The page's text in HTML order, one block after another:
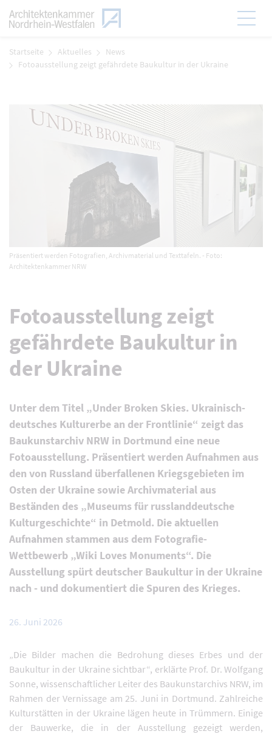
Zum Menü
Startseite Aktuelles
News
Fotoausstellung zeigt gefährdete Baukultur in der Ukraine
Präsentiert werden Fotografien, Archivmaterial und Texttafeln. - Foto:
Architektenkammer NRW
Fotoausstellung zeigt
gefährdete Baukultur in
der Ukraine
Unter dem Titel „Under Broken Skies. Ukrainisch-
deutsches Kulturerbe an der Frontlinie“ zeigt das
Baukunstarchiv NRW in Dortmund eine neue
Fotoausstellung. Präsentiert werden Aufnahmen aus
den von Russland überfallenen Kriegsgebieten im
Osten der Ukraine sowie Archivmaterial aus
Beständen des „Museums für russlanddeutsche
Kulturgeschichte“ in Detmold. Die aktuellen
Aufnahmen stammen aus dem Fotografie-
Wettbewerb „Wiki Loves Monuments“. Die
Ausstellung spürt deutscher Baukultur in der Ukraine
nach - und dokumentiert die Spuren des Krieges.
26. Juni 2026
„Die Bilder machen die Bedrohung dieses Erbes und der
Baukultur in der Ukraine sichtbar“, erklärte Prof. Dr. Wolfgang
Sonne, wissenschaftlicher Leiter des Baukunstarchivs NRW, im
Rahmen der Vernissage am 25. Juni in Dortmund. Zahlreiche
Kulturstätten in der Ukraine lägen heute in Trümmern. Einige
der Bauwerke, die in der Ausstellung gezeigt werden,